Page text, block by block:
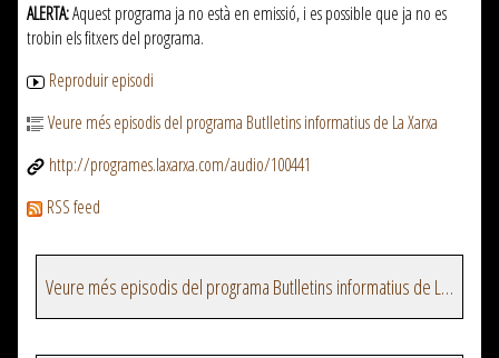
ALERTA:Aquest programa ja no està en emissió, i es possible que ja no es
trobin els fitxers del programa.
Reproduir episodi
Veure més episodis del programa Butlletins informatius de La Xarxa
http://programes.laxarxa.com/audio/100441
RSS feed
Veure més episodis del programa Butlletins informatius de La Xarxa